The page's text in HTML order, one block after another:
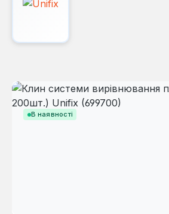
В наявності
Пропустити галерею зображень